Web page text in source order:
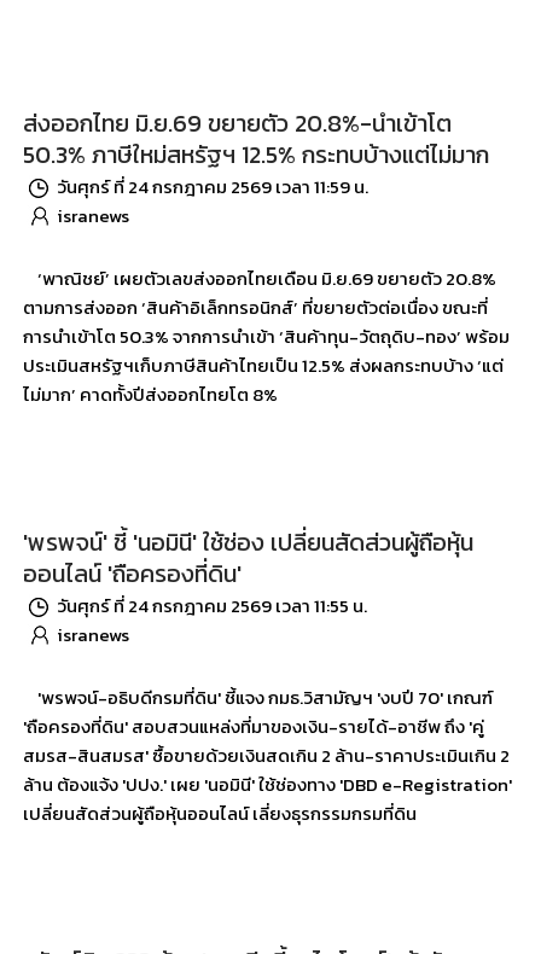
ส่งออกไทย มิ.ย.69 ขยายตัว 20.8%-นำเข้าโต
50.3% ภาษีใหม่สหรัฐฯ 12.5% กระทบบ้างแต่ไม่มาก
วันศุกร์ ที่ 24 กรกฎาคม 2569 เวลา 11:59 น.
isranews
‘พาณิชย์’ เผยตัวเลขส่งออกไทยเดือน มิ.ย.69 ขยายตัว 20.8%
ตามการส่งออก ‘สินค้าอิเล็กทรอนิกส์’ ที่ขยายตัวต่อเนื่อง ขณะที่
การนำเข้าโต 50.3% จากการนำเข้า ‘สินค้าทุน-วัตถุดิบ-ทอง’ พร้อม
ประเมินสหรัฐฯเก็บภาษีสินค้าไทยเป็น 12.5% ส่งผลกระทบบ้าง ‘แต่
ไม่มาก’ คาดทั้งปีส่งออกไทยโต 8%
'พรพจน์' ชี้ 'นอมินี' ใช้ช่อง เปลี่ยนสัดส่วนผู้ถือหุ้น
ออนไลน์ 'ถือครองที่ดิน'
วันศุกร์ ที่ 24 กรกฎาคม 2569 เวลา 11:55 น.
isranews
'พรพจน์-อธิบดีกรมที่ดิน' ชี้แจง กมธ.วิสามัญฯ 'งบปี 70' เกณฑ์
'ถือครองที่ดิน' สอบสวนแหล่งที่มาของเงิน-รายได้-อาชีพ ถึง 'คู่
สมรส-สินสมรส' ซื้อขายด้วยเงินสดเกิน 2 ล้าน-ราคาประเมินเกิน 2
ล้าน ต้องแจ้ง 'ปปง.' เผย 'นอมินี' ใช้ช่องทาง 'DBD e-Registration'
เปลี่ยนสัดส่วนผู้ถือหุ้นออนไลน์ เลี่ยงธุรกรรมกรมที่ดิน